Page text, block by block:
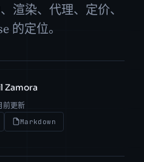
渲染、代理、定价、
的定位。
Zamora
前更新
Markdown